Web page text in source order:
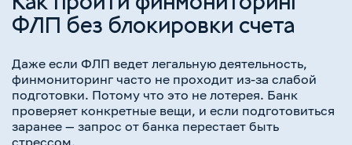
Как пройти финмониторинг
ФЛП без блокировки счета
Даже если ФЛП ведет легальную деятельность,
финмониторинг часто не проходит из-за слабой
подготовки. Потому что это не лотерея. Банк
проверяет конкретные вещи, и если подготовиться
заранее — запрос от банка перестает быть